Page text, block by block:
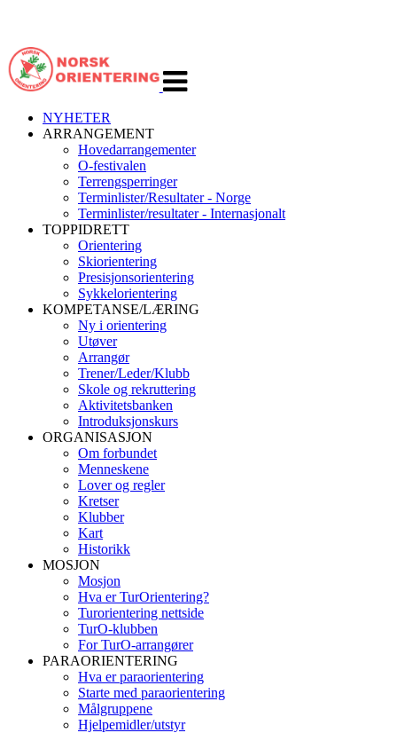
navigasjon
NYHETER
ARRANGEMENT
Hovedarrangementer
O-festivalen
Terrengsperringer
Terminlister/Resultater - Norge
Terminlister/resultater - Internasjonalt
TOPPIDRETT
Orientering
Skiorientering
Presisjonsorientering
Sykkelorientering
KOMPETANSE/LÆRING
Ny i orientering
Utøver
Arrangør
Trener/Leder/Klubb
Skole og rekruttering
Aktivitetsbanken
Introduksjonskurs
ORGANISASJON
Om forbundet
Menneskene
Lover og regler
Kretser
Klubber
Kart
Historikk
MOSJON
Mosjon
Hva er TurOrientering?
Turorientering nettside
TurO-klubben
For TurO-arrangører
PARAORIENTERING
Hva er paraorientering
Starte med paraorientering
Målgruppene
Hjelpemidler/utstyr